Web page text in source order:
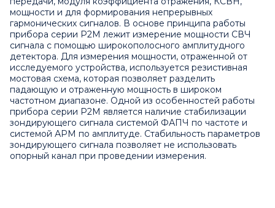
мощности и для формирования непрерывных
гармонических сигналов. В основе принципа работы
прибора серии Р2М лежит измерение мощности СВЧ
сигнала с помощью широкополосного амплитудного
детектора. Для измерения мощности, отраженной от
исследуемого устройства, используется резистивная
мостовая схема, которая позволяет разделить
падающую и отраженную мощность в широком
частотном диапазоне. Одной из особенностей работы
прибора серии Р2М является наличие стабилизации
зондирующего сигнала системой ФАПЧ по частоте и
системой АРМ по амплитуде. Стабильность параметров
зондирующего сигнала позволяет не использовать
опорный канал при проведении измерения.